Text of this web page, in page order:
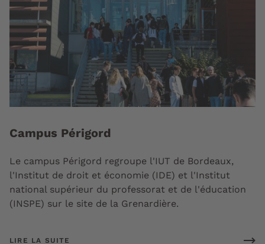
Campus Périgord
Le campus Périgord regroupe l'IUT de Bordeaux,
l'Institut de droit et économie (IDE) et l'Institut
national supérieur du professorat et de l'éducation
(INSPE) sur le site de la Grenardière.
LIRE LA SUITE